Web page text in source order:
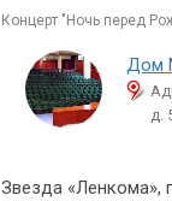
концерт "Ночь перед
Дом
д.
Звезда «Ленкома»,